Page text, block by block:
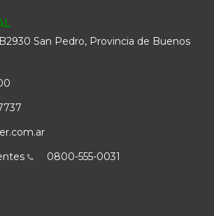
San Pedro, Provincia de Buenos
0800-555-0031